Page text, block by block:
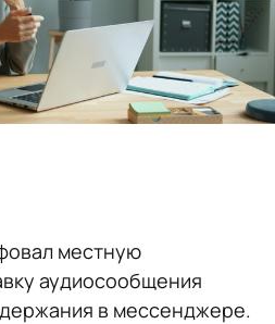
местную
аудиосообщения
в мессенджере.